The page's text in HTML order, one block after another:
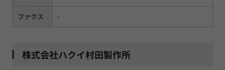
ファクス -
株式会社ハクイ村田製作所